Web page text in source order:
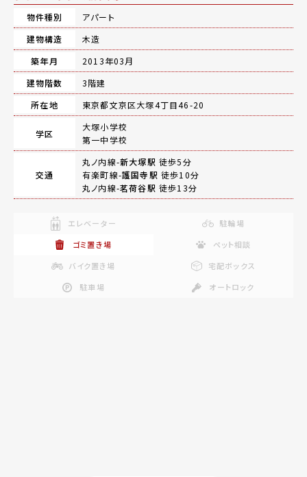
物件種別
アパート
建物構造
木造
築年月
2013年03月
建物階数
3階建
所在地
東京都文京区大塚4丁目46-20
学区
大塚小学校
第一中学校
交通
丸ノ内線-新大塚駅 徒歩5分
有楽町線-護国寺駅 徒歩10分
丸ノ内線-茗荷谷駅 徒歩13分
エレベーター
駐輪場
ゴミ置き場
ペット相談
バイク置き場
宅配ボックス
駐車場
オートロック